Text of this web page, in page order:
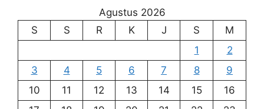
Agustus 2026
S
S R K J S
M
1
2
3
4 5 6 7 8
9
10
11 12 13 14 15
16